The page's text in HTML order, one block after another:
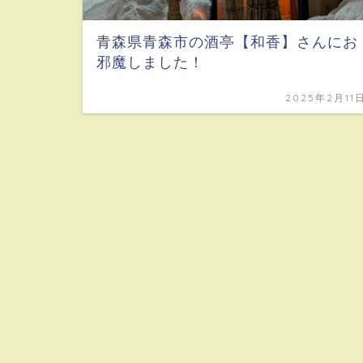
青森県青森市の酒亭【和香】さんにお
邪魔しました！
2025年2月11